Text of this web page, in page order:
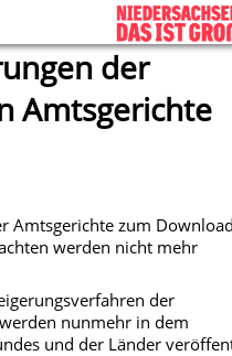
der
Amtsgerichte
Amtsgerichte zum
werden nicht mehr
der
nunmehr in dem
und der Länder